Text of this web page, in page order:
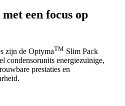
een focus op
zijn de OptymaTM Slim Pack
condensorunits energiezuinige,
prestaties en